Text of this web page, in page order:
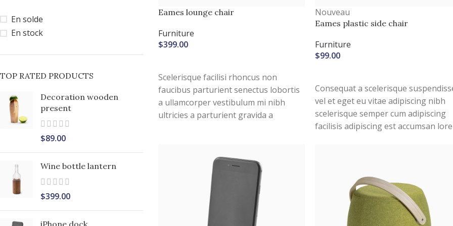
En solde
En stock
TOP RATED PRODUCTS
Decoration wooden
present
$89.00
Wine bottle lantern
$399.00
iPhone dock
Eames lounge chair
Furniture
$399.00
Scelerisque facilisi rhoncus non
faucibus parturient senectus lobortis
a ullamcorper vestibulum mi nibh
ultricies a parturient gravida a
Nouveau
Eames plastic side chair
Furniture
$99.00
Consequat a scelerisque
vel et eget eu vitae adipiscing nibh
scelerisque semper cum adipiscing
facilisis adipiscing est accumsan
ac ullamcorper varius metus blandit